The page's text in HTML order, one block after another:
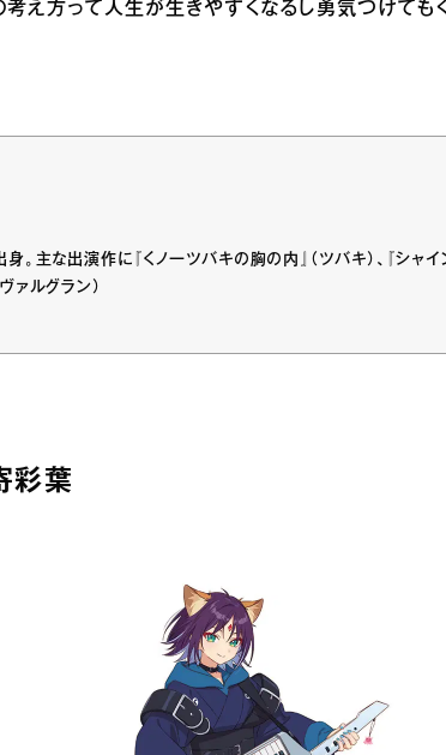
考え方って人生が生きやすくなるし勇気づけても
主な出演作に『くノ一ツバキの胸の内』（ツバキ）、『シャイ
ァルグラン）
彩葉